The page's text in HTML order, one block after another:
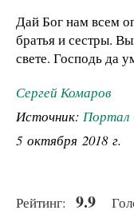
Дай Бог нам всем
братья и сестры.
свете. Господь да
Сергей Комаров
Источник: Портал
5 октября 2018 г.
Рейтинг: 9.9